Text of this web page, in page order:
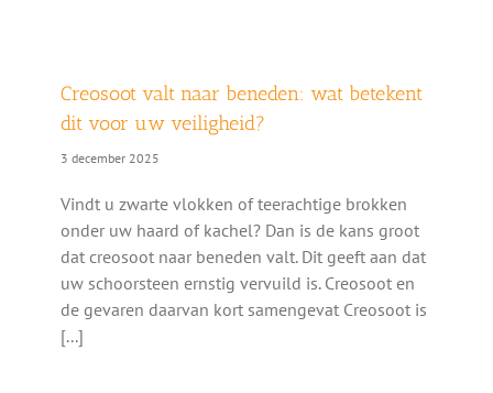
Creosoot valt naar beneden: wat betekent
dit voor uw veiligheid?
3 december 2025
Vindt u zwarte vlokken of teerachtige brokken
onder uw haard of kachel? Dan is de kans groot
dat creosoot naar beneden valt. Dit geeft aan dat
uw schoorsteen ernstig vervuild is. Creosoot en
de gevaren daarvan kort samengevat Creosoot is
[...]